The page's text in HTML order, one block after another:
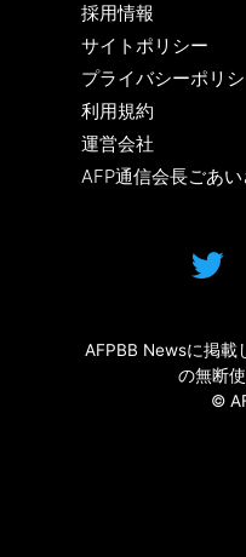
採用情報
サイトポリシー
プライバシーポリ
利用規約
運営会社
AFP通信会長ごあい
AFPBB Newsに掲載
の無断
©